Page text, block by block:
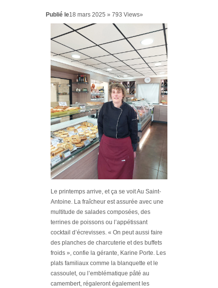
Publié le18 mars 2025 » 793 Views»
Le printemps arrive, et ça se voit Au Saint-
Antoine. La fraîcheur est assurée avec une
multitude de salades composées, des
terrines de poissons ou l’appétissant
cocktail d’écrevisses. « On peut aussi faire
des planches de charcuterie et des buffets
froids », confie la gérante, Karine Porte. Les
plats familiaux comme la blanquette et le
cassoulet, ou l’emblématique pâté au
camembert, régaleront également les